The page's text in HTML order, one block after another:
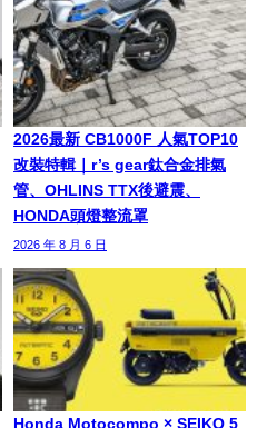
2026最新 CB1000F 人氣TOP10
改裝特輯｜r’s gear鈦合金排氣
管、OHLINS TTX後避震、
HONDA頭燈整流罩
2026 年 8 月 6 日
Honda Motocompo × SEIKO 5